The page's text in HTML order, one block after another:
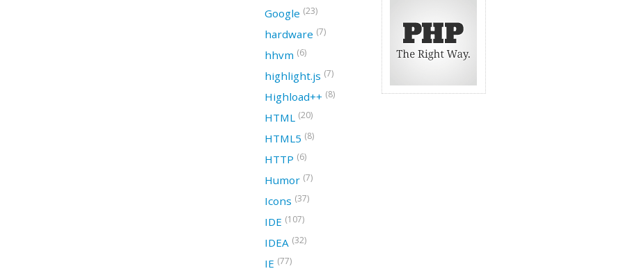
Google (23)
hardware (7)
hhvm (6)
highlight.js (7)
Highload++ (8)
HTML (20)
HTML5 (8)
HTTP (6)
Humor (7)
Icons (37)
IDE (107)
IDEA (32)
IE (77)